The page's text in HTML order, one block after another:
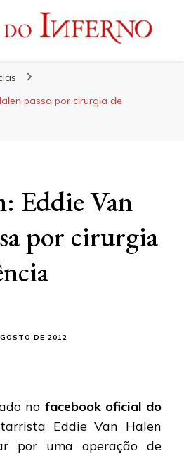
passa por cirurgia de
Eddie Van
por cirurgia
DE 2012
VAN
no facebook oficial do
Eddie Van Halen
por uma operação de